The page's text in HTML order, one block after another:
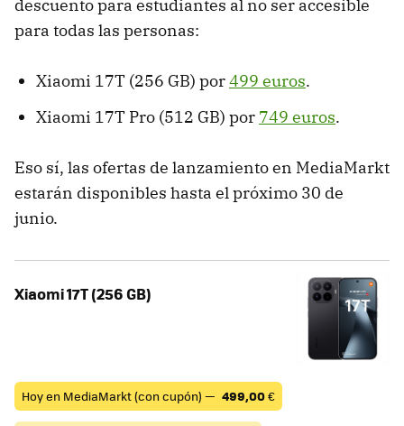
descuento para estudiantes al no ser accesible
para todas las personas:
Xiaomi 17T (256 GB) por499 euros.
Xiaomi 17T Pro (512 GB) por 749 euros.
Eso sí, las ofertas de lanzamiento en MediaMarkt
estarán disponibles hasta el próximo 30 de
junio.
Xiaomi 17T (256 GB)
Hoy en MediaMarkt (con cupón) — 499,00€